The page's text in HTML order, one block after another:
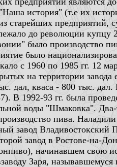
раздел: "Наша
старейших предприятий,
до революции
было производство
было
с 1960 по 1985 гг. 12
на территории
дал, кваса - 800 тыс.
В 1992-93 гг. была
воды "Шмаковка".
пива.
завод Владивостокский
завод в Ростове-на-
начинавшем свою
Заря,